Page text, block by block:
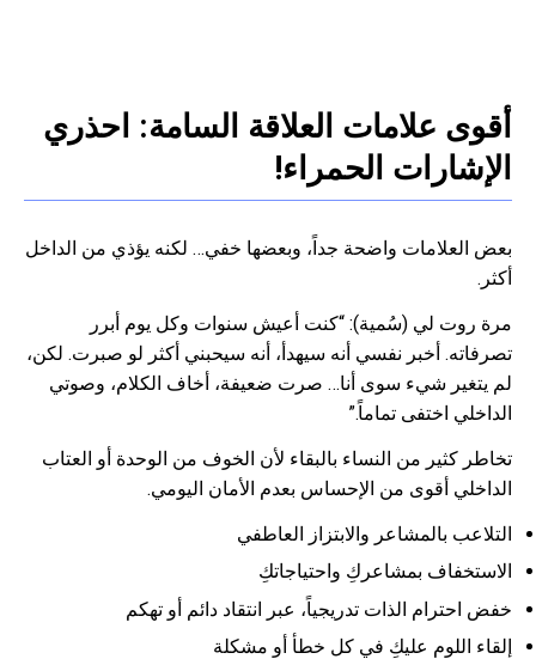
أقوى علامات العلاقة السامة: احذري
الإشارات الحمراء!
بعض العلامات واضحة جداً، وبعضها خفي… لكنه يؤذي من الداخل
أكثر.
مرة روت لي (سُمية): “كنت أعيش سنوات وكل يوم أبرر
تصرفاته. أخبر نفسي أنه سيهدأ، أنه سيحبني أكثر لو صبرت. لكن،
لم يتغير شيء سوى أنا… صرت ضعيفة، أخاف الكلام، وصوتي
الداخلي اختفى تماماً.”
تخاطر كثير من النساء بالبقاء لأن الخوف من الوحدة أو العتاب
الداخلي أقوى من الإحساس بعدم الأمان اليومي.
التلاعب بالمشاعر والابتزاز العاطفي
الاستخفاف بمشاعركِ واحتياجاتكِ
خفض احترام الذات تدريجياً، عبر انتقاد دائم أو تهكم
إلقاء اللوم عليكِ في كل خطأ أو مشكلة